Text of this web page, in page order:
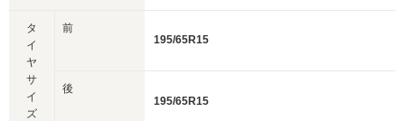
タ
イ
ヤ
サ
イ
ズ
前
195/65R15
後
195/65R15